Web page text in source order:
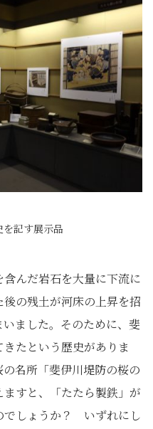
記す展示品
んだ岩石を大量に下流に
の残土が河床の上昇を招
ました。そのために、斐
たという歴史がありま
名所「斐伊川堤防の桜の
すと、「たたら製鉄」が
でしょうか？ いずれにし